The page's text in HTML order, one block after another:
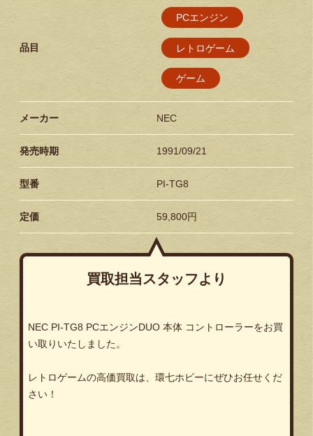
品目
PCエンジン
レトロゲーム
ゲーム
メーカー NEC
発売時期 1991/09/21
型番 PI-TG8
定価 59,800円
買取担当スタッフより
NEC PI-TG8 PCエンジンDUO 本体 コントローラーをお買
い取りいたしました。
レトロゲームの高価買取は、環七ホビーにぜひお任せくだ
さい！